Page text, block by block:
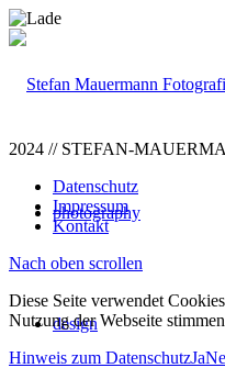
photography
design
2024 // STEFAN-
Datenschutz
Impressum
Kontakt
Nach oben scrollen
Diese Seite verwendet
Nutzung der Webseite
Hinweis zum DatenschutzJa